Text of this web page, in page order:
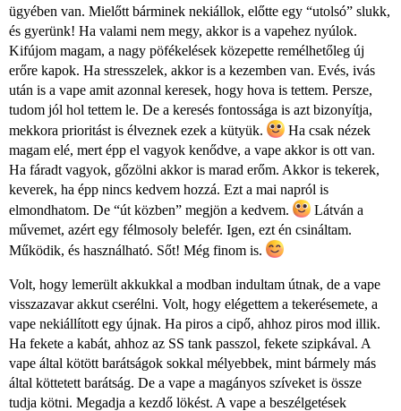
ügyében van. Mielőtt bárminek nekiállok, előtte egy “utolsó” slukk,
és gyerünk! Ha valami nem megy, akkor is a vapehez nyúlok.
Kifújom magam, a nagy pöfékelések közepette remélhetőleg új
erőre kapok. Ha stresszelek, akkor is a kezemben van. Evés, ivás
után is a vape amit azonnal keresek, hogy hova is tettem. Persze,
tudom jól hol tettem le. De a keresés fontossága is azt bizonyítja,
mekkora prioritást is élveznek ezek a kütyük.
Ha csak nézek
magam elé, mert épp el vagyok kenődve, a vape akkor is ott van.
Ha fáradt vagyok, gőzölni akkor is marad erőm. Akkor is tekerek,
keverek, ha épp nincs kedvem hozzá. Ezt a mai napról is
elmondhatom. De “út közben” megjön a kedvem.
Látván a
művemet, azért egy félmosoly belefér. Igen, ezt én csináltam.
Működik, és használható. Sőt! Még finom is.
Volt, hogy lemerült akkukkal a modban indultam útnak, de a vape
visszazavar akkut cserélni. Volt, hogy elégettem a tekerésemete, a
vape nekiállított egy újnak. Ha piros a cipő, ahhoz piros mod illik.
Ha fekete a kabát, ahhoz az SS tank passzol, fekete szipkával. A
vape által kötött barátságok sokkal mélyebbek, mint bármely más
által köttetett barátság. De a vape a magányos szíveket is össze
tudja kötni. Megadja a kezdő lökést. A vape a beszélgetések